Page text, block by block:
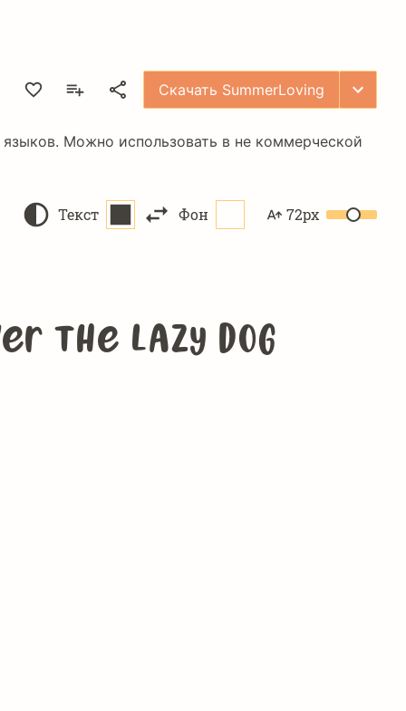
Скачать SummerLoving
Можно использовать в не коммерческой
Текст Фон 72px
the lazy dog